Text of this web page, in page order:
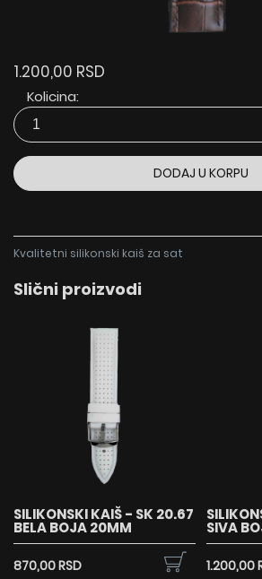
1.200,00 RSD
Kolicina:
DODAJ U KORPU
Kvalitetni silikonski kaiš za sat
Slični proizvodi
SILIKONSKI KAIŠ - SK 20.67
BELA BOJA 20MM
870,00 RSD
SIVA
1.200,00